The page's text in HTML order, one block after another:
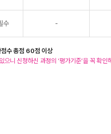
수 -
수 총점 60점 이상
니 신청하신 과정의 ‘평가기준’을 꼭 확인